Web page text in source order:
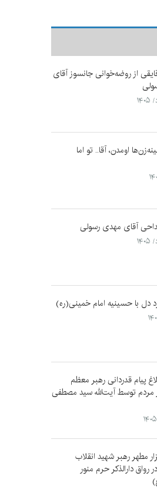
از روضه‌خوانی جانسوز آقای
اومدن،‌ آقا.. تو اما
آقای مهدی رسولی
دل با حسینیه امام خمینی(ره)
پیام قدردانی رهبر معظم
مردم توسط آیت‌الله سید مصطفی
مطهر رهبر شهید انقلاب
رواق دارالذکر حرم منور